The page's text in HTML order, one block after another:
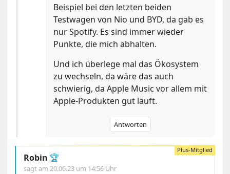
Beispiel bei den letzten beiden
Testwagen von Nio und BYD, da gab es
nur Spotify. Es sind immer wieder
Punkte, die mich abhalten.
Und ich überlege mal das Ökosystem
zu wechseln, da wäre das auch
schwierig, da Apple Music vor allem mit
Apple-Produkten gut läuft.
Antworten
Robin 🏆
sagt am20.06.23 um 14:56 Uhr